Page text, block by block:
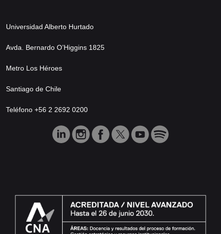
Universidad Alberto Hurtado
Avda. Bernardo O’Higgins 1825
Metro Los Héroes
Santiago de Chile
Teléfono +56 2 2692 0200